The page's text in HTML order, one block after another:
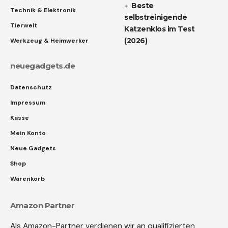
Technik & Elektronik
Tierwelt
Werkzeug & Heimwerker
Beste
selbstreinigende
Katzenklos im Test
(2026)
neuegadgets.de
Datenschutz
Impressum
Kasse
Mein Konto
Neue Gadgets
Shop
Warenkorb
Amazon Partner
Als Amazon-Partner verdienen wir an qualifizierten